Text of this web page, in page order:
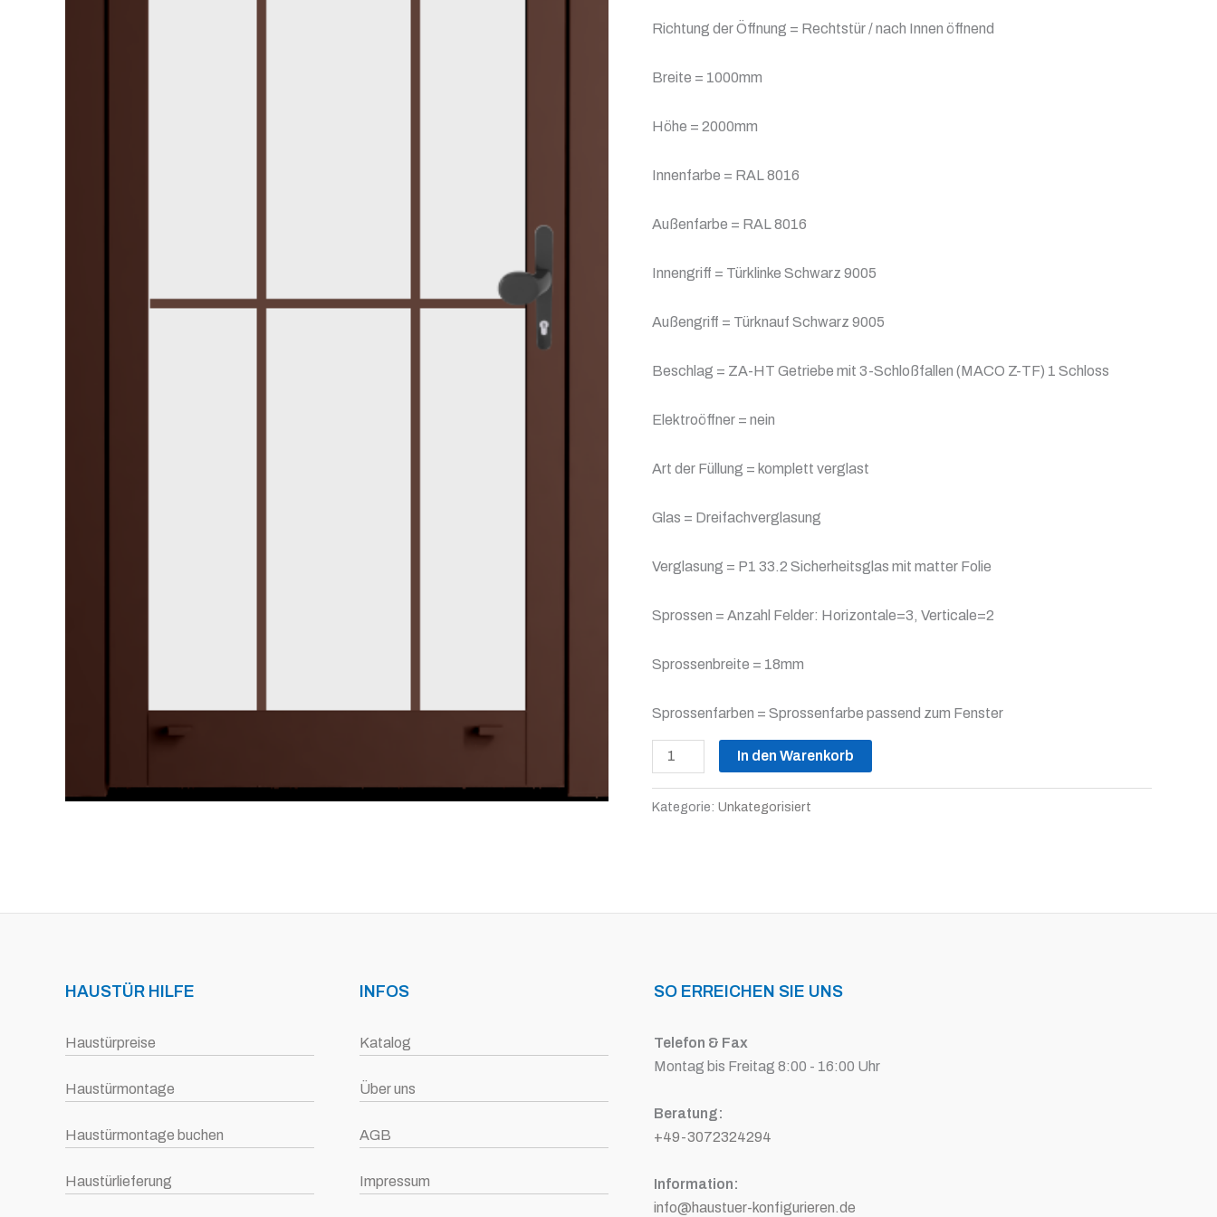
Richtung der Öffnung = Rechtstür / nach Innen öffnend
Breite = 1000mm
Höhe = 2000mm
Innenfarbe = RAL 8016
Außenfarbe = RAL 8016
Innengriff = Türklinke Schwarz 9005
Außengriff = Türknauf Schwarz 9005
Beschlag = ZA-HT Getriebe mit 3-Schloßfallen (MACO Z-TF) 1 Schloss
Elektroöffner = nein
Art der Füllung = komplett verglast
Glas = Dreifachverglasung
Verglasung = P1 33.2 Sicherheitsglas mit matter Folie
Sprossen = Anzahl Felder: Horizontale=3, Verticale=2
Sprossenbreite = 18mm
Sprossenfarben = Sprossenfarbe passend zum Fenster
In den Warenkorb
Kategorie: Unkategorisiert
HAUSTÜR HILFE
Haustürpreise
Haustürmontage
Haustürmontage buchen
Haustürlieferung
INFOS
Katalog
Über uns
AGB
Impressum
SO ERREICHEN SIE UNS
Telefon & Fax
Montag bis Freitag 8:00 - 16:00 Uhr
Beratung:
+49-3072324294
Information:
info@haustuer-konfigurieren.de